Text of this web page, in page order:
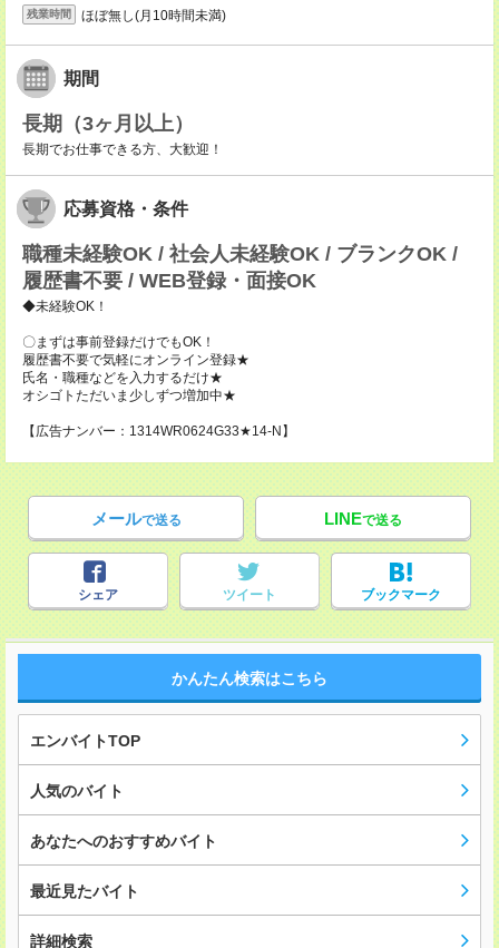
残業時間 ほぼ無し(月10時間未満)
期間
長期（3ヶ月以上）
長期でお仕事できる方、大歓迎！
応募資格・条件
職種未経験OK / 社会人未経験OK / ブランクOK /
履歴書不要 / WEB登録・面接OK
◆未経験OK！
〇まずは事前登録だけでもOK！
履歴書不要で気軽にオンライン登録★
氏名・職種などを入力するだけ★
オシゴトただいま少しずつ増加中★
【広告ナンバー：1314WR0624G33★14-N】
メールで送る LINEで送る
シェア ツイート ブックマーク
かんたん検索はこちら
エンバイトTOP
人気のバイト
あなたへのおすすめバイト
最近見たバイト
詳細検索